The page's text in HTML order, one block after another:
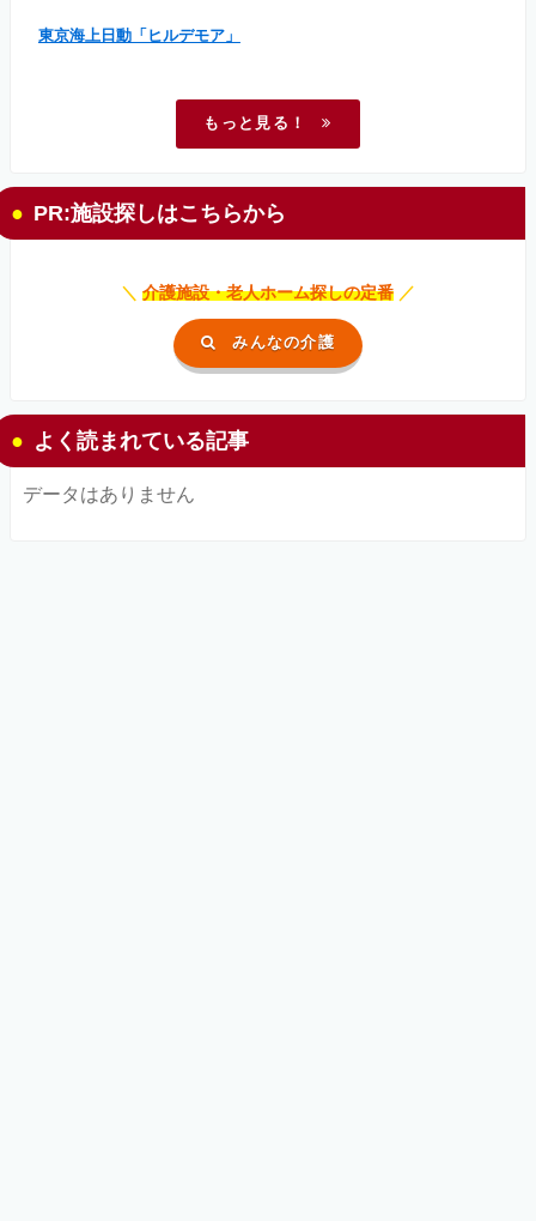
東京海上日動「ヒルデモア」
もっと見る！
PR:施設探しはこちらから
＼ 介護施設・老人ホーム探しの定番 ／
みんなの介護
よく読まれている記事
データはありません